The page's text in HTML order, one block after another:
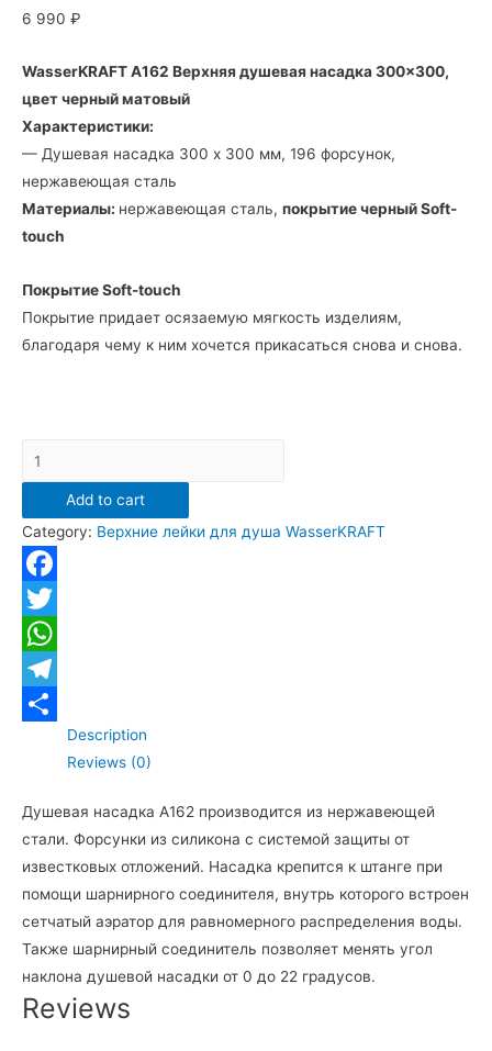
6 990 ₽
WasserKRAFT A162 Верхняя душевая насадка 300×300,
цвет черный матовый
Характеристики:
— Душевая насадка 300 x 300 мм, 196 форсунок,
нержавеющая сталь
Материалы: нержавеющая сталь, покрытие черный Soft-
touch
Покрытие Soft-touch
Покрытие придает осязаемую мягкость изделиям,
благодаря чему к ним хочется прикасаться снова и снова.
А162
Верхний
WasserKRAFT
A162
квадратный
300х300
мм,
черный
матовый
quantity
Add to cart
Category: Верхние лейки для душа WasserKRAFT
Facebook
Twitter
WhatsApp
Telegram
ОтправитьDescription
Reviews (0)
Душевая насадка А162 производится из нержавеющей
стали. Форсунки из силикона с системой защиты от
известковых отложений. Насадка крепится к штанге при
помощи шарнирного соединителя, внутрь которого встроен
сетчатый аэратор для равномерного распределения воды.
Также шарнирный соединитель позволяет менять угол
наклона душевой насадки от 0 до 22 градусов.
Reviews